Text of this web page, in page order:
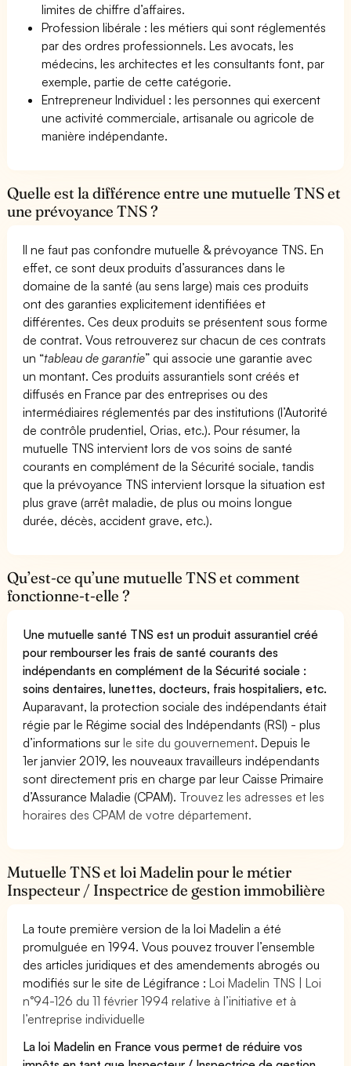
limites de chiffre d’affaires.
Profession libérale : les métiers qui sont réglementés
par des ordres professionnels. Les avocats, les
médecins, les architectes et les consultants font, par
exemple, partie de cette catégorie.
Entrepreneur Individuel : les personnes qui exercent
une activité commerciale, artisanale ou agricole de
manière indépendante.
Quelle est la différence entre une mutuelle TNS et
une prévoyance TNS ?
Il ne faut pas confondre mutuelle & prévoyance TNS. En
effet, ce sont deux produits d’assurances dans le
domaine de la santé (au sens large) mais ces produits
ont des garanties explicitement identifiées et
différentes. Ces deux produits se présentent sous forme
de contrat. Vous retrouverez sur chacun de ces contrats
un “tableau de garantie” qui associe une garantie avec
un montant. Ces produits assurantiels sont créés et
diffusés en France par des entreprises ou des
intermédiaires réglementés par des institutions (l’Autorité
de contrôle prudentiel, Orias, etc.). Pour résumer, la
mutuelle TNS intervient lors de vos soins de santé
courants en complément de la Sécurité sociale, tandis
que la prévoyance TNS intervient lorsque la situation est
plus grave (arrêt maladie, de plus ou moins longue
durée, décès, accident grave, etc.).
Qu’est-ce qu’une mutuelle TNS et comment
fonctionne-t-elle ?
Une mutuelle santé TNS est un produit assurantiel créé
pour rembourser les frais de santé courants des
indépendants en complément de la Sécurité sociale :
soins dentaires, lunettes, docteurs, frais hospitaliers, etc.
Auparavant, la protection sociale des indépendants était
régie par le Régime social des Indépendants (RSI) - plus
d’informations surle site du gouvernement. Depuis le
1er janvier 2019, les nouveaux travailleurs indépendants
sont directement pris en charge par leur Caisse Primaire
d’Assurance Maladie (CPAM). Trouvez les adresses et les
horaires des CPAM de votre département.
Mutuelle TNS et loi Madelin pour le métier
Inspecteur / Inspectrice de gestion immobilière
La toute première version de la loi Madelin a été
promulguée en 1994. Vous pouvez trouver l’ensemble
des articles juridiques et des amendements abrogés ou
modifiés sur le site de Légifrance :Loi Madelin TNS | Loi
n°94-126 du 11 février 1994 relative à l’initiative et à
l’entreprise individuelle
La loi Madelin en France vous permet de réduire vos